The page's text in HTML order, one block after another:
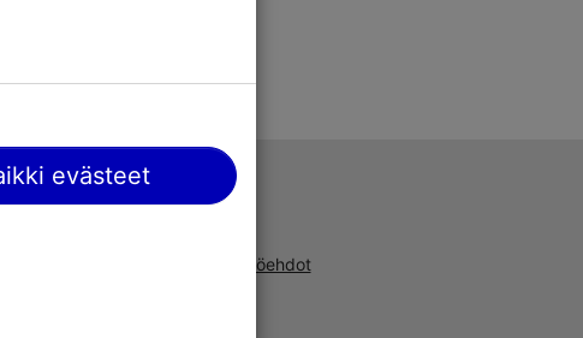
uusista
Tuki
Käyttöehdot
evästeet